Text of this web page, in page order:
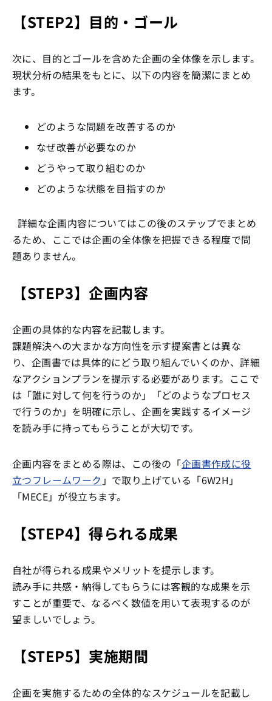
【STEP2】目的・ゴール
次に、目的とゴールを含めた企画の全体像を示します。
現状分析の結果をもとに、以下の内容を簡潔にまとめ
ます。
どのような問題を改善するのか
なぜ改善が必要なのか
どうやって取り組むのか
どのような状態を目指すのか
詳細な企画内容についてはこの後のステップでまとめ
るため、ここでは企画の全体像を把握できる程度で問
題ありません。
【STEP3】企画内容
企画の具体的な内容を記載します。
課題解決への大まかな方向性を示す提案書とは異な
り、企画書では具体的にどう取り組んでいくのか、詳細
なアクションプランを提示する必要があります。ここで
は「誰に対して何を行うのか」「どのようなプロセス
で行うのか」を明確に示し、企画を実践するイメージ
を読み手に持ってもらうことが大切です。
企画内容をまとめる際は、この後の「企画書作成に役
立つフレームワーク 」で取り上げている「6W2H」
「MECE」が役立ちます。
【STEP4】得られる成果
自社が得られる成果やメリットを提示します。
読み手に共感・納得してもらうには客観的な成果を示
すことが重要で、なるべく数値を用いて表現するのが
望ましいでしょう。
【STEP5】実施期間
企画を実施するための全体的なスケジュールを記載し